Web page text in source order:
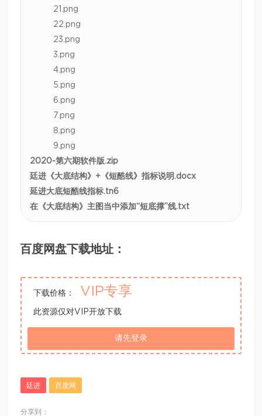
21.png
22.png
23.png
3.png
4.png
5.png
6.png
7.png
8.png
9.png
2020-第六期软件版.zip
廷进《大底结构》+《短酷线》指标说明.docx
延进大底短酷线指标.tn6
在《大底结构》主图当中添加“短底撑”线.txt
百度网盘下载地址：
下载价格： VIP专享
此资源仅对VIP开放下载
请先登录
廷进 百度网
分享到：